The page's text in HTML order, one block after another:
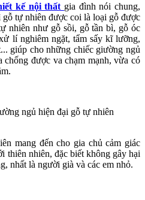
kế nội thất gia đình nói chung,
tự nhiên được coi là loại gỗ được
nhiên như gỗ sồi, gỗ tần bì, gỗ óc
lí nghiêm ngặt, tẩm sấy kĩ lưỡng,
giúp cho những chiếc giường ngủ
được va chạm mạnh, vừa có
mang đến cho gia chủ cảm giác
thiên nhiên, đặc biết không gây hại
nhất là người già và các em nhỏ.